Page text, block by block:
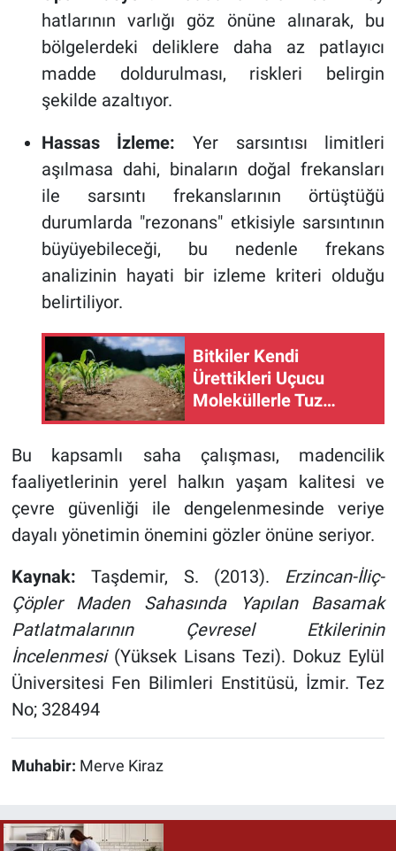
hatlarının varlığı göz önüne alınarak, bu
bölgelerdeki deliklere daha az patlayıcı
madde doldurulması, riskleri belirgin
şekilde azaltıyor.
Hassas İzleme: Yer sarsıntısı limitleri
aşılmasa dahi, binaların doğal frekansları
ile sarsıntı frekanslarının örtüştüğü
durumlarda "rezonans" etkisiyle sarsıntının
büyüyebileceği, bu nedenle frekans
analizinin hayati bir izleme kriteri olduğu
belirtiliyor.
Bitkiler Kendi
Ürettikleri Uçucu
Moleküllerle Tuz
Stresini Nasıl Yeniyor?
Bu kapsamlı saha çalışması, madencilik
faaliyetlerinin yerel halkın yaşam kalitesi ve
çevre güvenliği ile dengelenmesinde veriye
dayalı yönetimin önemini gözler önüne seriyor.
Kaynak:Taşdemir, S. (2013). Erzincan-İliç-
Çöpler Maden Sahasında Yapılan Basamak
Patlatmalarının Çevresel Etkilerinin
İncelenmesi(Yüksek Lisans Tezi). Dokuz Eylül
Üniversitesi Fen Bilimleri Enstitüsü, İzmir. Tez
No; 328494
Muhabir: Merve Kiraz